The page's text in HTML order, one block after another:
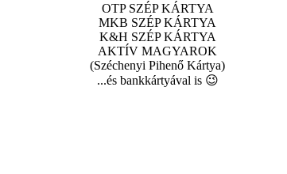
OTP SZÉP KÁRTYA
MKB SZÉP KÁRTYA
K&H SZÉP KÁRTYA
AKTÍV MAGYAROK
(Széchenyi Pihenő Kártya)
...és bankkártyával is 😉